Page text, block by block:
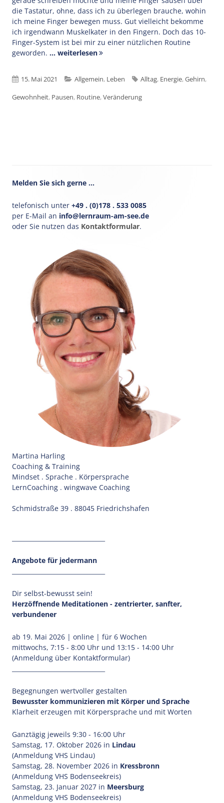
die Tastatur, ohne, dass ich zu überlegen brauche, wohin
ich meine Finger bewegen muss. Gut vielleicht bekomme
ich irgendwann Muskelkater in den Fingern. Doch das 10-
Finger-System ist bei mir zu einer nützlichen Routine
geworden. ... weiterlesen
Veröffentlicht
am
15. Mai 2021 Kategorien
Allgemein, Leben Schlagwörter
Alltag, Energie,Gehirn,
Gewohnheit, Pausen, Routine,Veränderung
Haupt-
Seitenleiste
Melden Sie sich gerne …
telefonisch unter +49 . (0)178 . 533 0085
per E-Mail an info@lernraum-am-see.de
oder Sie nutzen das Kontaktformular.
Martina Harling
Coaching & Training
Mindset . Sprache . Körpersprache
LernCoaching . wingwave Coaching
Schmidstraße 39 . 88045 Friedrichshafen
Angebote für jedermann
Dir selbst-bewusst sein!
Herzöffnende Meditationen - zentrierter, sanfter,
verbundener
ab 19. Mai 2026 | online | für 6 Wochen
mittwochs, 7:15 - 8:00 Uhr und 13:15 - 14:00 Uhr
(Anmeldung über Kontaktformular)
Begegnungen wertvoller gestalten
Bewusster kommunizieren mit Körper und Sprache
Klarheit erzeugen mit Körpersprache und mit Worten
Ganztägig jeweils 9:30 - 16:00 Uhr
Samstag, 17. Oktober 2026 in Lindau
(Anmeldung VHS Lindau)
Samstag, 28. November 2026 in Kressbronn
(Anmeldung VHS Bodenseekreis)
Samstag, 23. Januar 2027 in Meersburg
(Anmeldung VHS Bodenseekreis)